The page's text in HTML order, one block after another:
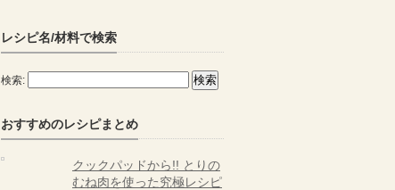
レシピ名/材料で検索
検索:
おすすめのレシピまとめ
クックパッドから!! とりの
むね肉を使った究極レシピ